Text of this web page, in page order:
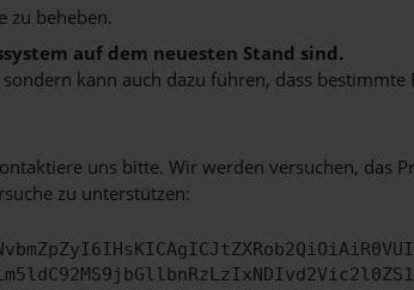
zu beheben.
auf dem neuesten Stand sind.
kann auch dazu führen, dass
uns bitte. Wir werden versuchen, das
zu unterstützen: